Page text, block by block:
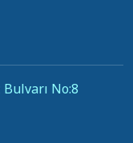
No:8